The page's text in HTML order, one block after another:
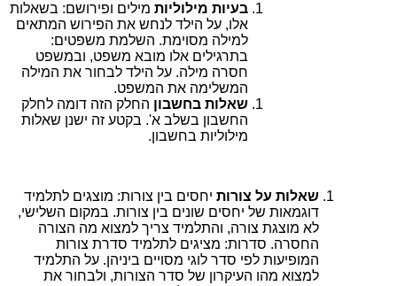
בעיות מילוליות מילים ופירושם: בשאלות
אלו, על הילד לנחש את הפירוש המתאים
למילה מסוימת. השלמת משפטים:
בתרגילים אלו מובא משפט, ובמשפט
חסרה מילה. על הילד לבחור את המילה
המשלימה את המשפט.
שאלות בחשבון החלק הזה דומה לחלק
החשבון בשלב א'. בקטע זה ישנן שאלות
מילוליות בחשבון.
שאלות על צורות יחסים בין צורות: מוצגים לתלמיד
דוגמאות של יחסים שונים בין צורות. במקום השלישי,
לא מוצגת צורה, והתלמיד צריך למצוא מה הצורה
החסרה. סדרות: מציגים לתלמיד סדרת צורות
המופיעות לפי סדר לוגי מסויים ביניהן. על התלמיד
למצוא מהו העיקרון של סדר הצורות, ולבחור את